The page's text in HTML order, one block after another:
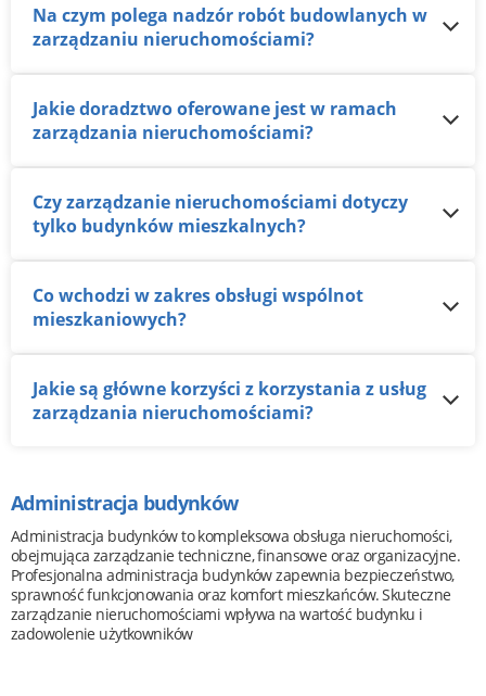
Na czym polega nadzór robót budowlanych w
zarządzaniu nieruchomościami?
Jakie doradztwo oferowane jest w ramach
zarządzania nieruchomościami?
Czy zarządzanie nieruchomościami dotyczy
tylko budynków mieszkalnych?
Co wchodzi w zakres obsługi wspólnot
mieszkaniowych?
Jakie są główne korzyści z korzystania z usług
zarządzania nieruchomościami?
Administracja budynków
Administracja budynków to kompleksowa obsługa nieruchomości,
obejmująca zarządzanie techniczne, finansowe oraz organizacyjne.
Profesjonalna administracja budynków zapewnia bezpieczeństwo,
sprawność funkcjonowania oraz komfort mieszkańców. Skuteczne
zarządzanie nieruchomościami wpływa na wartość budynku i
zadowolenie użytkowników